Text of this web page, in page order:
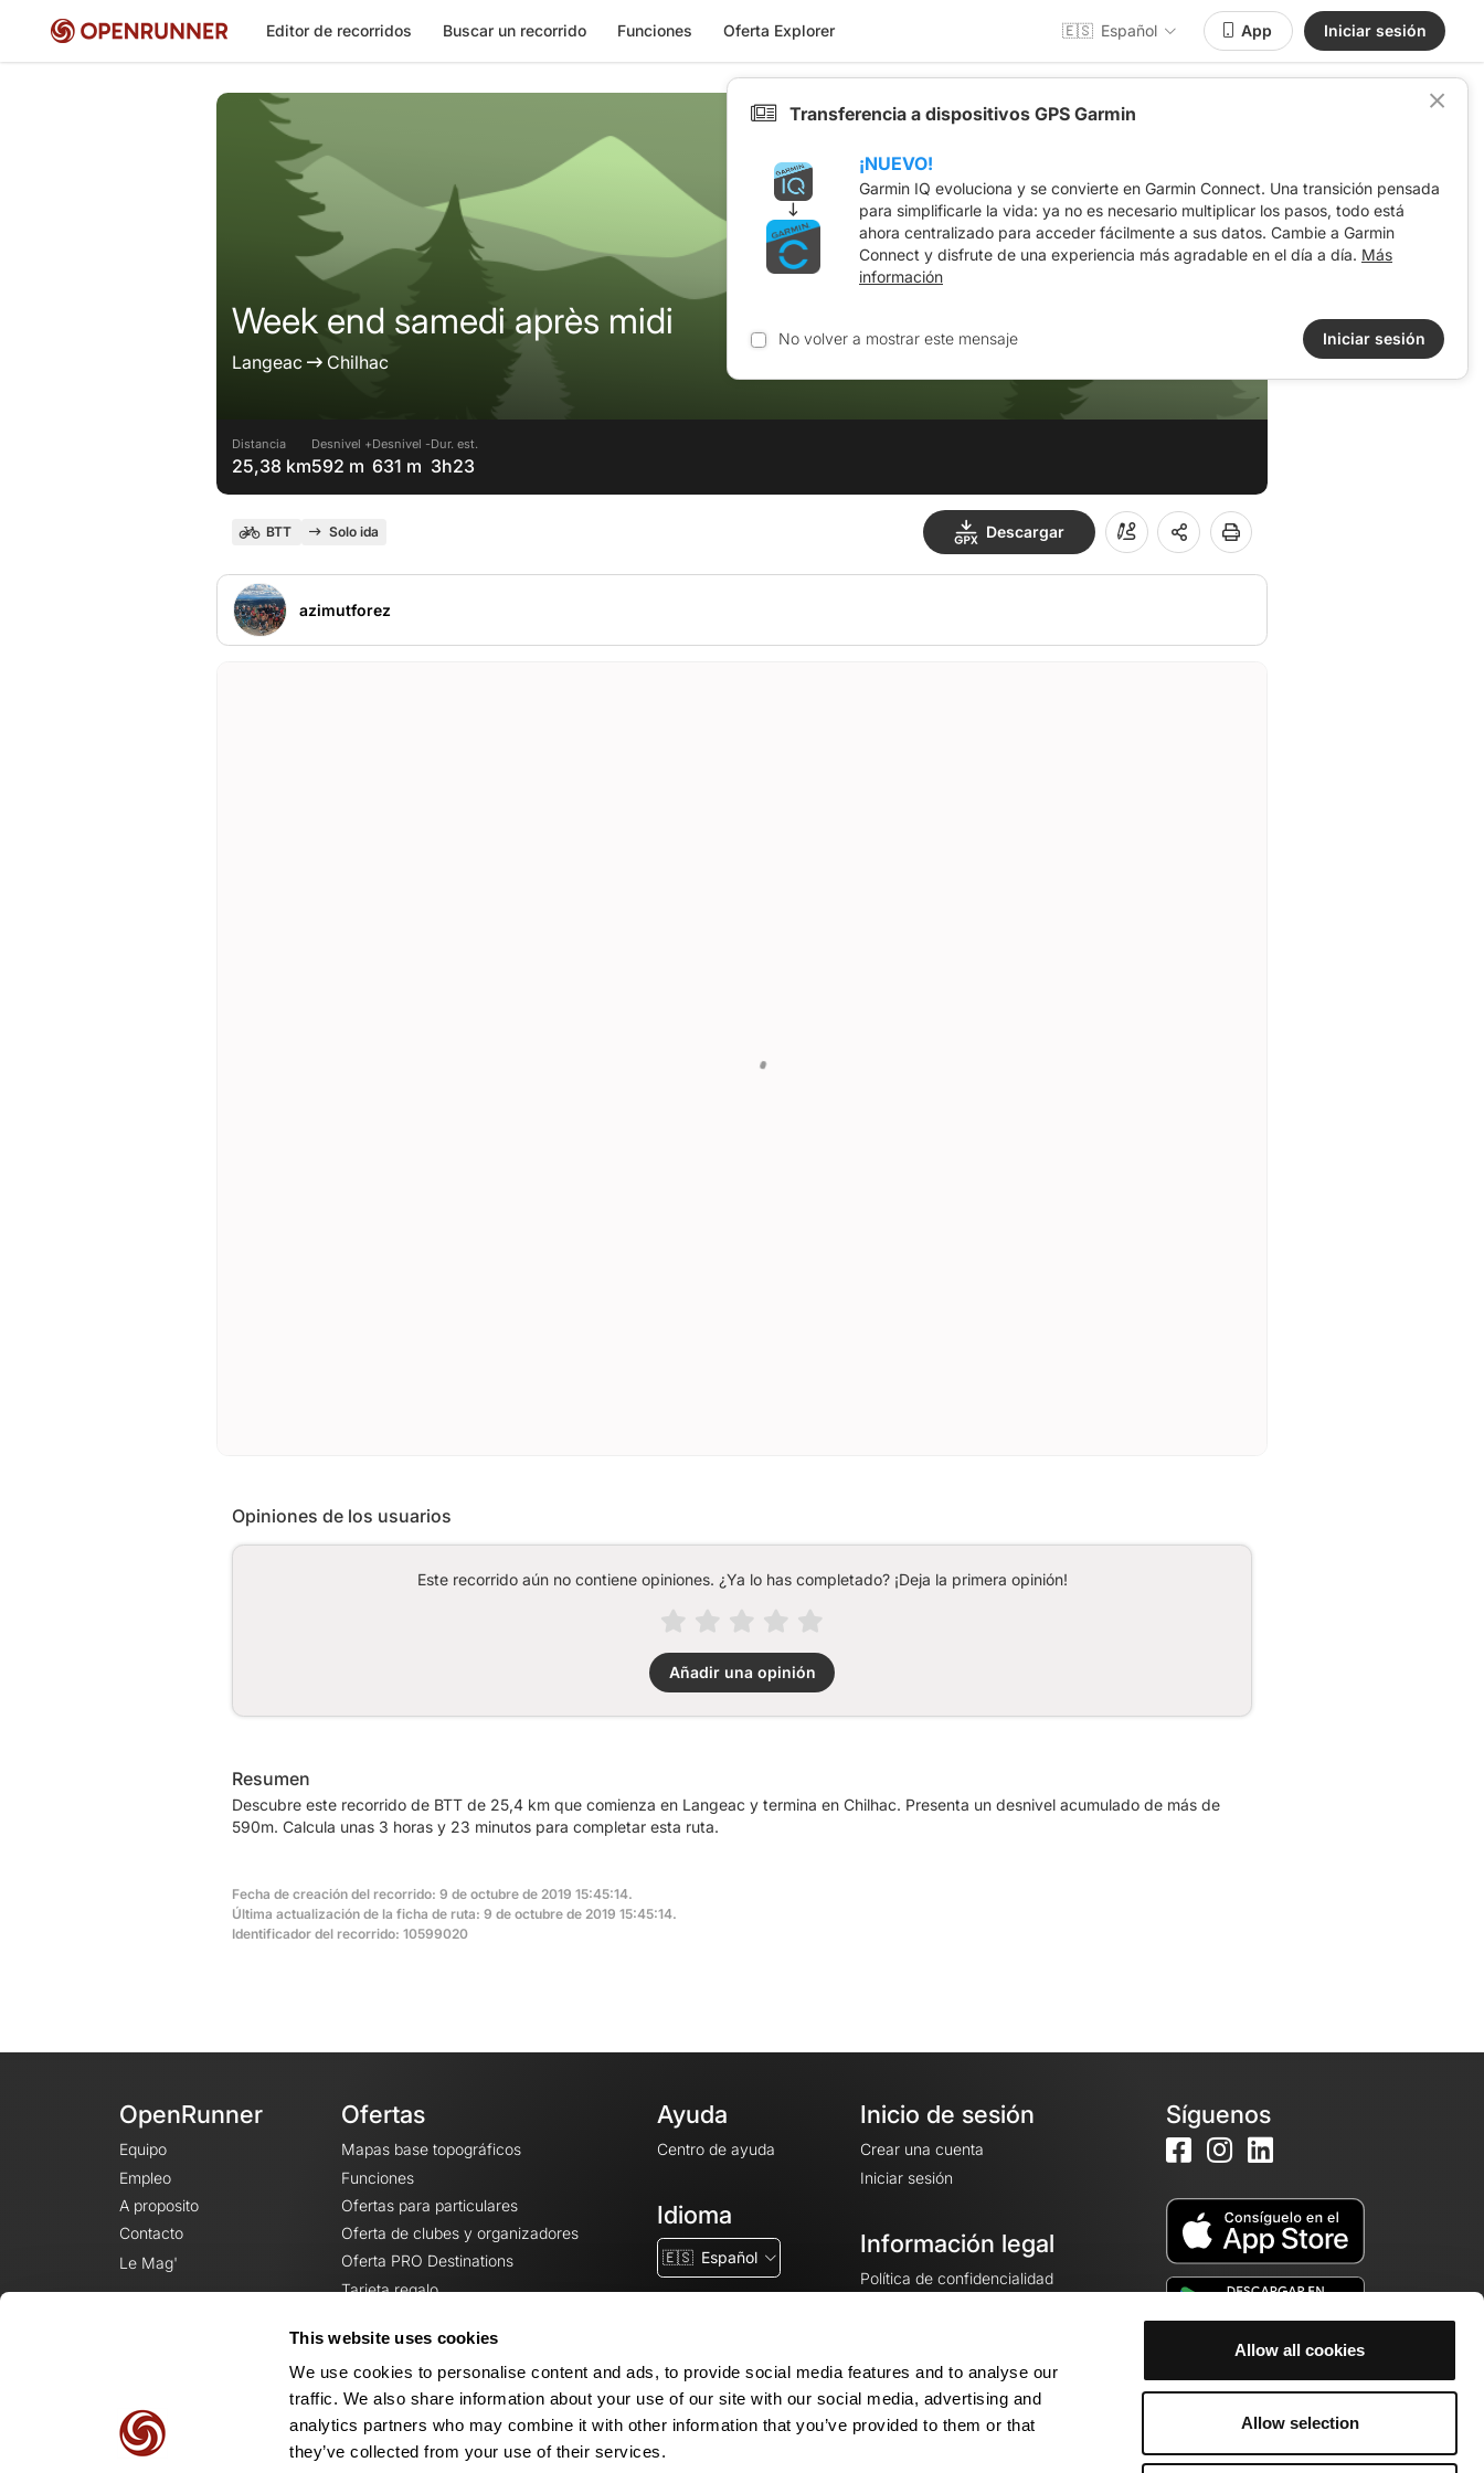
This website uses cookies
We use cookies to personalise content and ads, to provide social media features and to analyse our
traffic. We also share information about your use of our site with our social media, advertising and
analytics partners who may combine it with other information that you’ve provided to them or that
they’ve collected from your use of their services.
Allow all cookies
Allow selection
Editor de recorridos Buscar un recorrido Funciones Oferta Explorer 🇪🇸 Español App Iniciar sesión
Week end samedi après midi
Langeac Chilhac
Distancia
25,38 km
Desnivel +
592 m
Desnivel -
631 m
Dur. est.
3h23
BTT Solo ida Descargar
azimutforez
Opiniones de los usuarios
Este recorrido aún no contiene opiniones. ¿Ya lo has completado? ¡Deja la primera opinión!
Añadir una opinión
Resumen
Descubre este recorrido de BTT de 25,4 km que comienza en Langeac y termina en Chilhac. Presenta un desnivel acumulado de más de
590m. Calcula unas 3 horas y 23 minutos para completar esta ruta.
Fecha de creación del recorrido: 9 de octubre de 2019 15:45:14.
Última actualización de la ficha de ruta: 9 de octubre de 2019 15:45:14.
Identificador del recorrido: 10599020
OpenRunner
Equipo
Empleo
A proposito
Contacto
Le Mag'
Ofertas
Mapas base topográficos
Funciones
Ofertas para particulares
Oferta de clubes y organizadores
Oferta PRO Destinations
Tarjeta regalo
Ayuda
Centro de ayuda
Idioma
🇪🇸 Español
Inicio de sesión
Crear una cuenta
Iniciar sesión
Información legal
Política de confidencialidad
Avisos legales
Configuración de cookies
Síguenos
Transferencia a dispositivos GPS Garmin
¡NUEVO!
Garmin IQ evoluciona y se convierte en Garmin Connect. Una transición pensada
para simplificarle la vida: ya no es necesario multiplicar los pasos, todo está
ahora centralizado para acceder fácilmente a sus datos. Cambie a Garmin
Connect y disfrute de una experiencia más agradable en el día a día. Más
información
No volver a mostrar este mensaje Iniciar sesión